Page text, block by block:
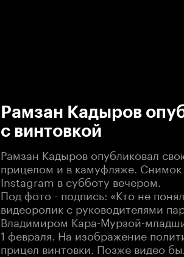
Рамзан Кадыров
с винтовкой
Рамзан Кадыров опубликовал
прицелом и в камуфляже. Снимок
Instagram в субботу вечером.
Под фото - подпись: «Кто не
видеоролик с руководителями
Владимиром Кара-Мурзой-
1 февраля. На изображение
прицел винтовки. Позже видео